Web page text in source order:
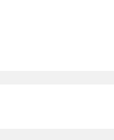
友圈增强互动。